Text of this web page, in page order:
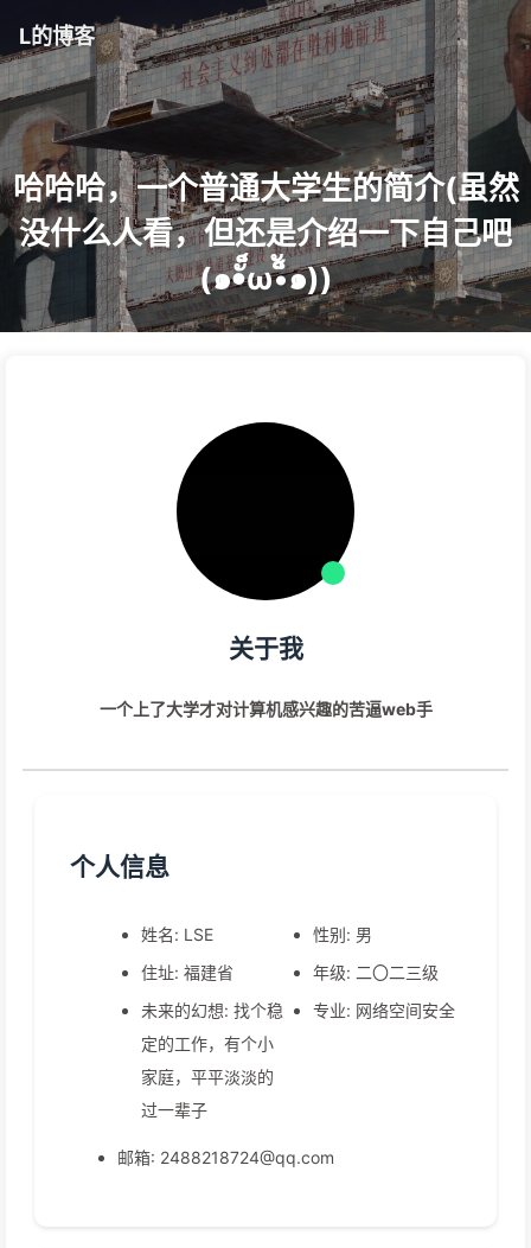
L的博客
哈哈哈，一个普通大学生的简介(虽然
没什么人看，但还是介绍一下自己吧
(๑•ั็ω•็ั๑))
关于我
一个上了大学才对计算机感兴趣的苦逼web手
个人信息
姓名: LSE
住址: 福建省
未来的幻想: 找个稳
定的工作，有个小
家庭，平平淡淡的
过一辈子
性别: 男
年级: 二〇二三级
专业: 网络空间安全
邮箱: 2488218724@qq.com